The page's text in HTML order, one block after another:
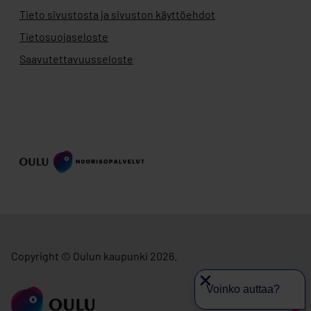
Tieto sivustosta ja sivuston käyttöehdot
Tietosuojaseloste
Saavutettavuusseloste
Copyright © Oulun kaupunki 2026.
siirry ouka.fi Voinko auttaa?